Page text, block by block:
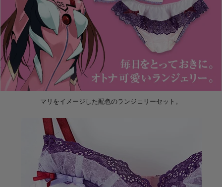
マリをイメージした配色のランジェリーセット。